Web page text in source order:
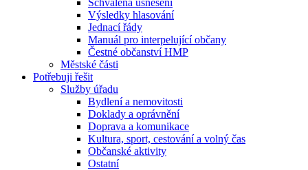
Schválená usnesení
Výsledky hlasování
Jednací řády
Manuál pro interpelující občany
Čestné občanství HMP
Městské části
Potřebuji řešit
Služby úřadu
Bydlení a nemovitosti
Doklady a oprávnění
Doprava a komunikace
Kultura, sport, cestování a volný čas
Občanské aktivity
Ostatní